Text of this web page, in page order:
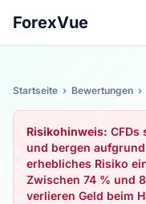
ForexVue
Startseite › Bewertungen ›
Risikohinweis: CFDs
und bergen
erhebliches Risiko
Zwischen 74 % und
verlieren Geld beim